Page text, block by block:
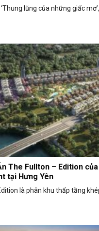
lũng của những giấc
The Fullton – Edition
tại Hưng Yên
là phân khu thấp tầng